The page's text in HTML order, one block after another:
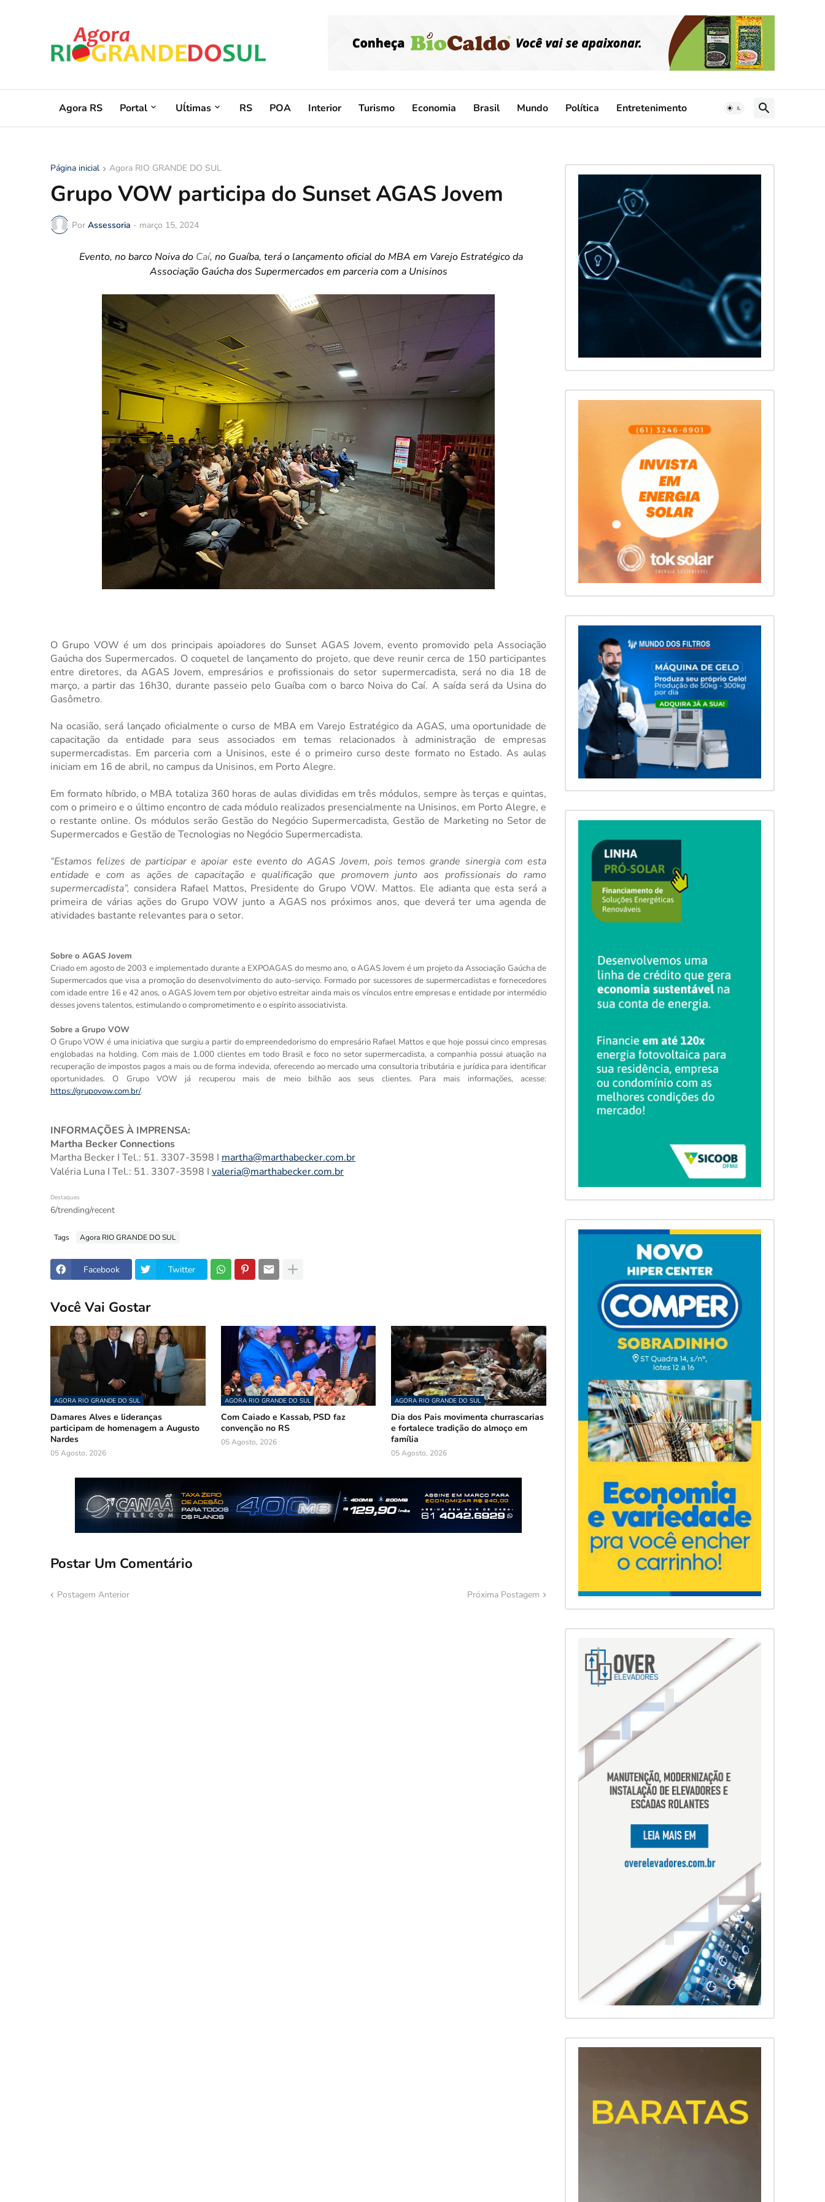
Agora RS Portal Uĺtimas RS POA Interior Turismo Economia Brasil Mundo Política Entretenimento
Página inicial Agora RIO GRANDE DO SUL
Grupo VOW participa do Sunset AGAS Jovem
Por Assessoria - março 15, 2024
Evento, no barco Noiva do Caí, no Guaíba, terá o lançamento oficial do MBA em Varejo Estratégico da
Associação Gaúcha dos Supermercados em parceria com a Unisinos
O Grupo VOW é um dos principais apoiadores do Sunset AGAS Jovem, evento promovido pela Associação
Gaúcha dos Supermercados. O coquetel de lançamento do projeto, que deve reunir cerca de 150 participantes
entre diretores, da AGAS Jovem, empresários e profissionais do setor supermercadista, será no dia 18 de
março, a partir das 16h30, durante passeio pelo Guaíba com o barco Noiva do Caí. A saída será da Usina do
Gasômetro.
Na ocasião, será lançado oficialmente o curso de MBA em Varejo Estratégico da AGAS, uma oportunidade de
capacitação da entidade para seus associados em temas relacionados à administração de empresas
supermercadistas. Em parceria com a Unisinos, este é o primeiro curso deste formato no Estado. As aulas
iniciam em 16 de abril, no campus da Unisinos, em Porto Alegre.
Em formato híbrido, o MBA totaliza 360 horas de aulas divididas em três módulos, sempre às terças e quintas,
com o primeiro e o último encontro de cada módulo realizados presencialmente na Unisinos, em Porto Alegre, e
o restante online. Os módulos serão Gestão do Negócio Supermercadista, Gestão de Marketing no Setor de
Supermercados e Gestão de Tecnologias no Negócio Supermercadista.
“Estamos felizes de participar e apoiar este evento do AGAS Jovem, pois temos grande sinergia com esta
entidade e com as ações de capacitação e qualificação que promovem junto aos profissionais do ramo
supermercadista”, considera Rafael Mattos, Presidente do Grupo VOW. Mattos. Ele adianta que esta será a
primeira de várias ações do Grupo VOW junto a AGAS nos próximos anos, que deverá ter uma agenda de
atividades bastante relevantes para o setor.
Sobre o AGAS Jovem
Criado em agosto de 2003 e implementado durante a EXPOAGAS do mesmo ano, o AGAS Jovem é um projeto da Associação Gaúcha de
Supermercados que visa a promoção do desenvolvimento do auto-serviço. Formado por sucessores de supermercadistas e fornecedores
com idade entre 16 e42anos, o AGAS Jovem tem por objetivo estreitar ainda mais os vínculos entre empresas e entidade por intermédio
desses jovens talentos, estimulando o comprometimento e o espírito associativista.
Sobre a Grupo VOW
O Grupo VOW é uma iniciativa que surgiu a partir do empreendedorismo do empresário Rafael Mattos e que hoje possui cinco empresas
englobadas na holding. Com mais de 1.000 clientes em todo Brasil e foco no setor supermercadista, a companhia possui atuação na
recuperação de impostos pagos a mais ou de forma indevida, oferecendo ao mercado uma consultoria tributária e jurídica para identificar
oportunidades. O Grupo VOW já recuperou mais de meio bilhão aos seus clientes. Para mais informações, acesse:
https://grupovow.com.br/.
INFORMAÇÕES À IMPRENSA:
Martha Becker Connections
Martha Becker I Tel.: 51. 3307-3598 I martha@marthabecker.com.br
Valéria Luna I Tel.: 51. 3307-3598 I valeria@marthabecker.com.br
Destaques
6/trending/recent
Tags Agora RIO GRANDE DO SUL
Facebook Twitter
Você Vai Gostar
AGORA RIO GRANDE DO SUL
Damares Alves e lideranças
participam de homenagem a Augusto
Nardes
05 Agosto, 2026
AGORA RIO GRANDE DO SUL
Com Caiado e Kassab, PSD faz
convenção no RS
05 Agosto, 2026
AGORA RIO GRANDE DO SUL
Dia dos Pais movimenta churrascarias
e fortalece tradição do almoço em
família
05 Agosto, 2026
Postar Um Comentário
Postagem Anterior Próxima Postagem